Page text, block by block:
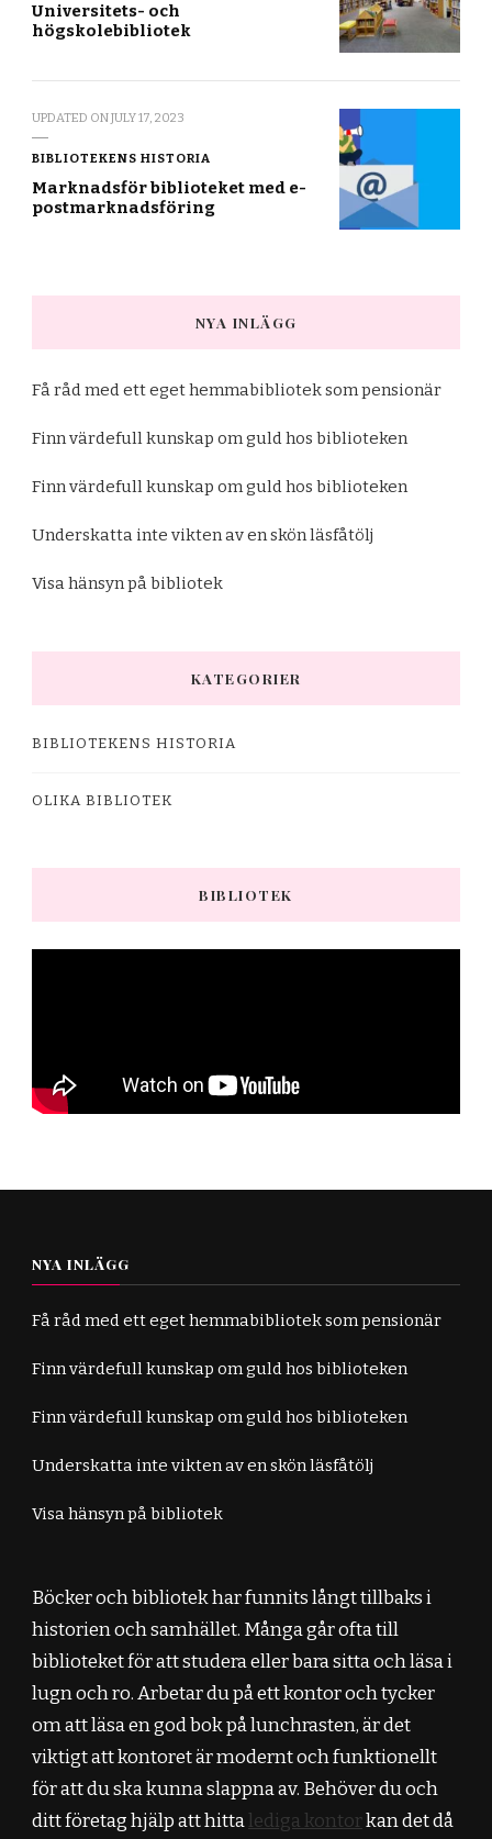
Universitets- och
högskolebibliotek
UPDATED ONJULY 17, 2023
BIBLIOTEKENS HISTORIA
Marknadsför biblioteket med e-
postmarknadsföring
NYA INLÄGG
Få råd med ett eget hemmabibliotek som pensionär
Finn värdefull kunskap om guld hos biblioteken
Finn värdefull kunskap om guld hos biblioteken
Underskatta inte vikten av en skön läsfåtölj
Visa hänsyn på bibliotek
KATEGORIER
BIBLIOTEKENS HISTORIA
OLIKA BIBLIOTEK
BIBLIOTEK
NYA INLÄGG
Få råd med ett eget hemmabibliotek som pensionär
Finn värdefull kunskap om guld hos biblioteken
Finn värdefull kunskap om guld hos biblioteken
Underskatta inte vikten av en skön läsfåtölj
Visa hänsyn på bibliotek
Böcker och bibliotek har funnits långt tillbaks i
historien och samhället. Många går ofta till
biblioteket för att studera eller bara sitta och läsa i
lugn och ro. Arbetar du på ett kontor och tycker
om att läsa en god bok på lunchrasten, är det
viktigt att kontoret är modernt och funktionellt
för att du ska kunna slappna av. Behöver du och
ditt företag hjälp att hittalediga kontorkan det då